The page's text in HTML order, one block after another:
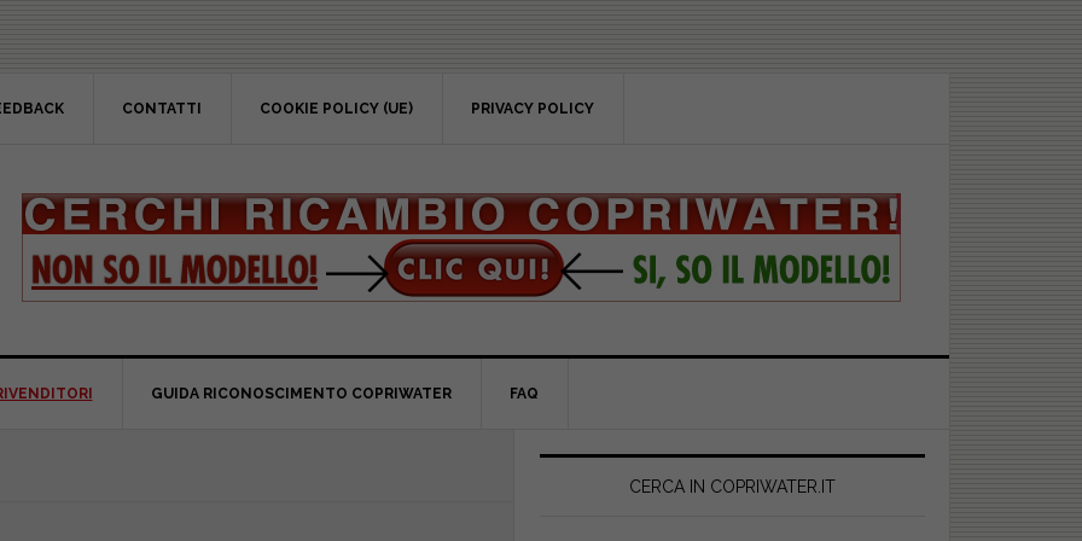
CONTATTI COOKIE POLICY (UE) PRIVACY POLICY
GUIDA RICONOSCIMENTO COPRIWATER FAQ
Primary
SidebarCERCA IN COPRIWATER.IT